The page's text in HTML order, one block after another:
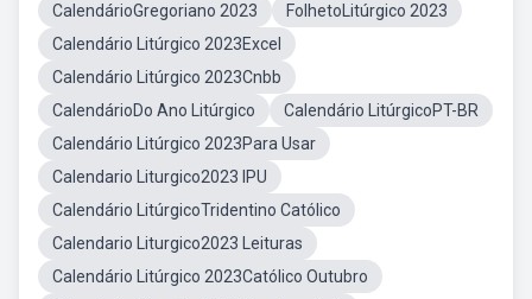
CalendárioGregoriano 2023
FolhetoLitúrgico 2023
Calendário Litúrgico 2023Excel
Calendário Litúrgico 2023Cnbb
CalendárioDo Ano Litúrgico
Calendário LitúrgicoPT-BR
Calendário Litúrgico 2023Para Usar
Calendario Liturgico2023 IPU
Calendário LitúrgicoTridentino Católico
Calendario Liturgico2023 Leituras
Calendário Litúrgico 2023Católico Outubro